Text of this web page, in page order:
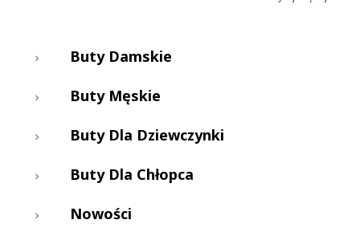
ciała w piosenkach - trudno zliczyć. Nie od dziś wiadomo,
że dłonie są wizytówką człowieka. Rękawiczki to jedyna,
zimnem. Są też fantastycznym pomysłem na prezent.
zamszowe rękawiczki będą miło odebranym wyrazem
Buty Damskie
Buty Męskie
Buty Dla Dziewczynki
Buty Dla Chłopca
Nowości